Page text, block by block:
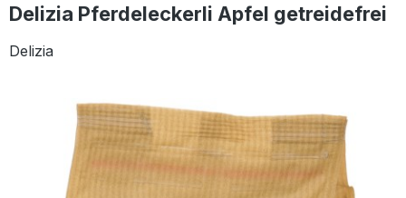
Delizia Pferdeleckerli Apfel getreidefrei
Delizia
Bildergalerie überspringen